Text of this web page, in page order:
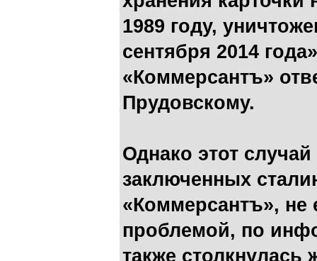
1989 году,
сентября 2014
«Коммерсантъ»
Прудовскому.
Однако этот
заключенных
«Коммерсантъ»,
проблемой, по
также столкнулась